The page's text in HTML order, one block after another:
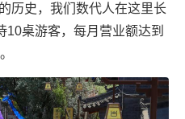
历史，我们数代人在这里长
10桌游客，每月营业额达到